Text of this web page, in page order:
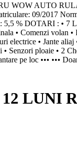
AUTO
09/2017
% DOTARI : •
• Comenzi volan
• Jante
ploaie • 2
pe loc ••• •••
LUNI